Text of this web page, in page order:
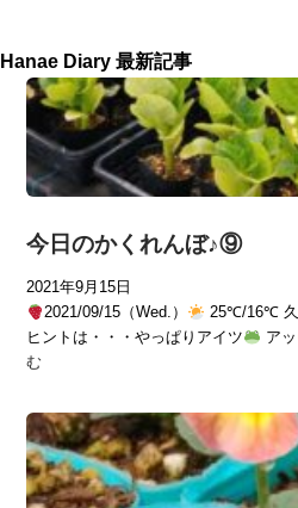
Hanae Diary 最新記事
今日のかくれんぼ♪⑨
2021年9月15日
2021/09/15（Wed.）
25℃/16℃ 久
ヒントは・・・やっぱりアイツ
アッ
む